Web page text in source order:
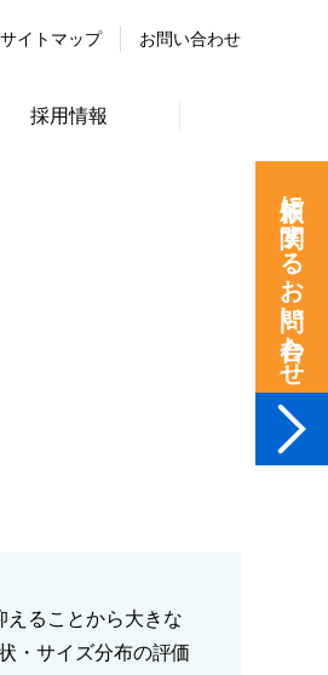
サイトマップ お問い合わせ
採用情報
えることから大きな
・サイズ分布の評価
依頼に関するお問い合わせ